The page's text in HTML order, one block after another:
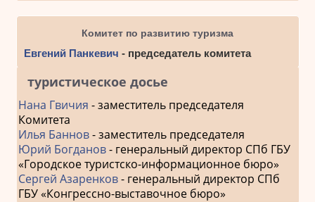
Комитет по развитию туризма
Евгений Панкевич - председатель комитета
туристическое досье
Нана Гвичия - заместитель председателя
Комитета
Илья Баннов- заместитель председателя
Юрий Богданов- генеральный директор СПб ГБУ
«Городское туристско-информационное бюро»
Сергей Азаренков- генеральный директор СПб
ГБУ «Конгрессно-выставочное бюро»